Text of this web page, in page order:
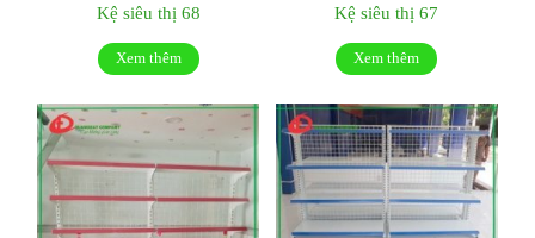
Kệ siêu thị 68
Xem thêm
Kệ siêu thị 67
Xem thêm